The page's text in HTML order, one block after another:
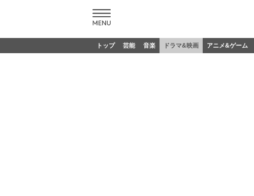
トップ 芸能 音楽 ドラマ&映画 アニメ&ゲーム